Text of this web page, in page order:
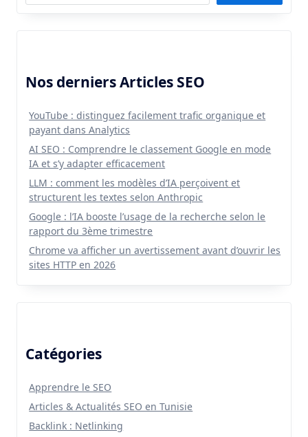
Nos derniers Articles SEO
YouTube : distinguez facilement trafic organique et
payant dans Analytics
AI SEO : Comprendre le classement Google en mode
IA et s’y adapter efficacement
LLM : comment les modèles d’IA perçoivent et
structurent les textes selon Anthropic
Google : l’IA booste l’usage de la recherche selon le
rapport du 3ème trimestre
Chrome va afficher un avertissement avant d’ouvrir les
sites HTTP en 2026
Catégories
Apprendre le SEO
Articles & Actualités SEO en Tunisie
Backlink : Netlinking